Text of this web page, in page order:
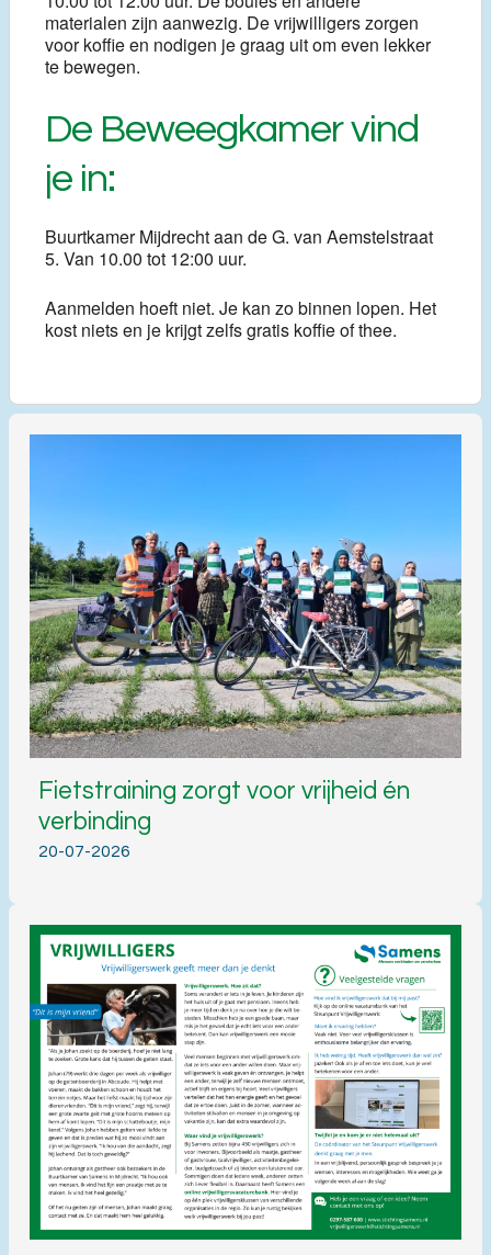
materialen zijn aanwezig. De vrijwilligers zorgen
voor koffie en nodigen je graag uit om even lekker
te bewegen.
De Beweegkamer vind
je in:
Buurtkamer Mijdrecht aan de G. van Aemstelstraat
5. Van 10.00 tot 12:00 uur.
Aanmelden hoeft niet. Je kan zo binnen lopen. Het
kost niets en je krijgt zelfs gratis koffie of thee.
Fietstraining zorgt voor vrijheid én
verbinding
20-07-2026